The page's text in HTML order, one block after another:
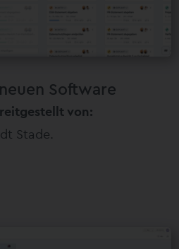
Software
von:
Stade.